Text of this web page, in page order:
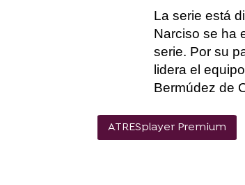
La serie está
Narciso se ha
serie. Por su
lidera el
Bermúdez de
ATRESplayer Premium